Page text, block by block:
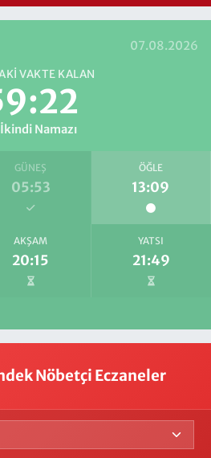
07.08.2026
VAKTE KALAN
İkindi Namazı
GÜNEŞ
05:53
ÖĞLE
13:09
AKŞAM
20:15
YATSI
21:49
Nöbetçi Eczaneler